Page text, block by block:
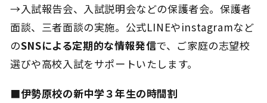
→入試報告会、入試説明会などの保護者会。保護者
面談、三者面談の実施。公式LINEやinstagramなど
のSNSによる定期的な情報発信で、ご家庭の志望校
選びや高校入試をサポートいたします。
■伊勢原校の新中学３年生の時間割